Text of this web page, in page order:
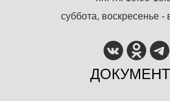
суббота, воскресенье -